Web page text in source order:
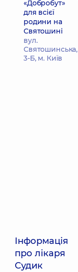
«Добробут»
для всієї
родини на
Святошині
вул.
Святошинська,
3-Б, м. Київ
Інформація
про лікаря
Судик